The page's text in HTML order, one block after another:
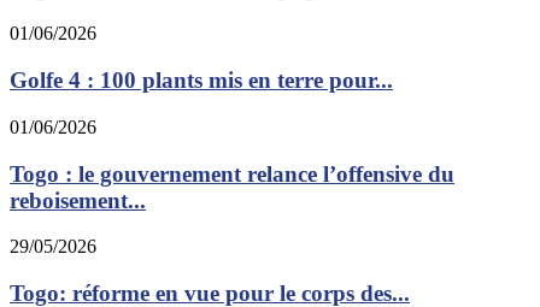
01/06/2026
Golfe 4 : 100 plants mis en terre pour...
01/06/2026
Togo : le gouvernement relance l’offensive du
reboisement...
29/05/2026
Togo: réforme en vue pour le corps des...